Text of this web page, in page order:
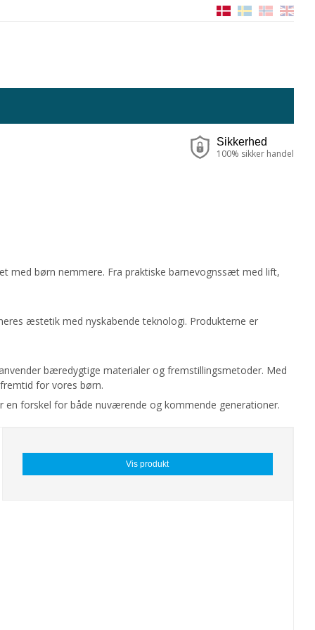
Sikkerhed
100% sikker handel
med børn nemmere. Fra praktiske barnevognssæt med lift,
æstetik med nyskabende teknologi. Produkterne er
bæredygtige materialer og fremstillingsmetoder. Med
for vores børn.
forskel for både nuværende og kommende generationer.
Vis produkt